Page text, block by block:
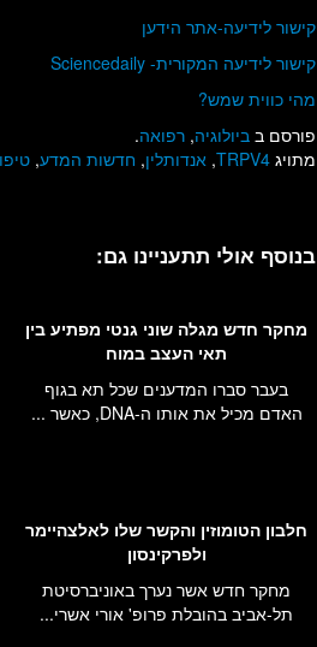
קישור לידיעה-אתר הידען
קישור לידיעה המקורית- Sciencedaily
מהי כווית שמש?
פורסם ב ביולוגיה, רפואה.
מתויג TRPV4
, אנדותלין, חדשות המדע,
בנוסף אולי תתעניינו גם:
מחקר חדש מגלה שוני גנטי מפתיע בין
תאי העצב במוח
בעבר סברו המדענים שכל תא בגוף
האדם מכיל את אותו ה-DNA, כאשר ...
חלבון הטומוזין והקשר שלו לאלצהיימר
ולפרקינסון
מחקר חדש אשר נערך באוניברסיטת
תל-אביב בהובלת פרופ' אורי אשרי...